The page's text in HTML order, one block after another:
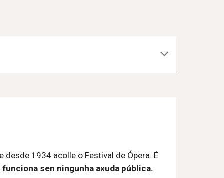
desde 1934 acolle o Festival de Ópera. É
funciona sen ningunha axuda pública.